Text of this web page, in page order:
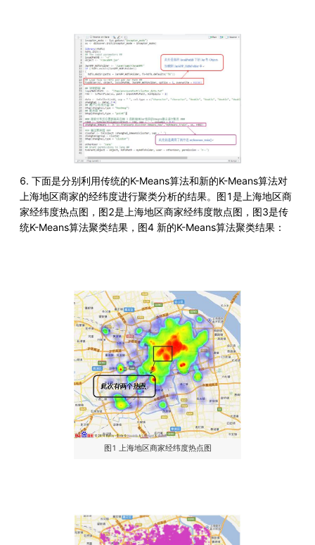
6. 下面是分别利用传统的K-Means算法和新的K-Means算法对
上海地区商家的经纬度进行聚类分析的结果。图1是上海地区商
家经纬度热点图，图2是上海地区商家经纬度散点图，图3是传
统K-Means算法聚类结果，图4 新的K-Means算法聚类结果：
图1 上海地区商家经纬度热点图